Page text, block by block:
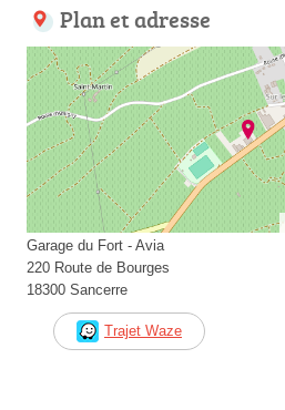
Plan et adresse
Garage du Fort - Avia
220 Route de Bourges
18300 Sancerre
Trajet Waze